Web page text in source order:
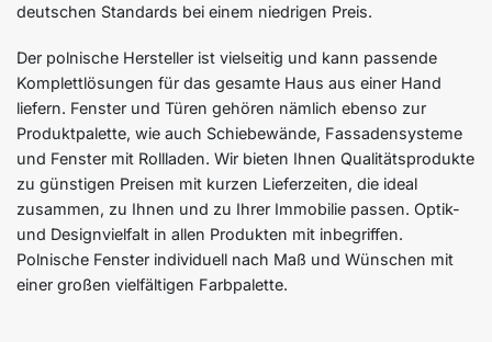
deutschen Standards bei einem niedrigen Preis.
Der polnische Hersteller ist vielseitig und kann passende
Komplettlösungen für das gesamte Haus aus einer Hand
liefern. Fenster und Türen gehören nämlich ebenso zur
Produktpalette, wie auch Schiebewände, Fassadensysteme
und Fenster mit Rollladen. Wir bieten Ihnen Qualitätsprodukte
zu günstigen Preisen mit kurzen Lieferzeiten, die ideal
zusammen, zu Ihnen und zu Ihrer Immobilie passen. Optik-
und Designvielfalt in allen Produkten mit inbegriffen.
Polnische Fenster individuell nach Maß und Wünschen mit
einer großen vielfältigen Farbpalette.